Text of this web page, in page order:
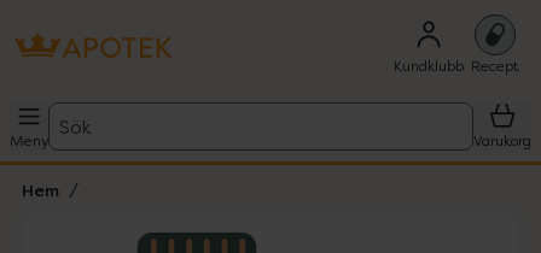
Kundklubb Recept
Meny
Sök
Varukorg
Hem